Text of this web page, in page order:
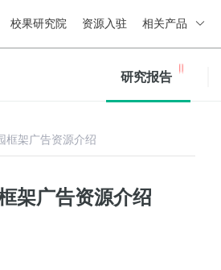
校果研究院 资源入驻 相关产品
研究报告
框架广告资源介绍
架广告资源介绍